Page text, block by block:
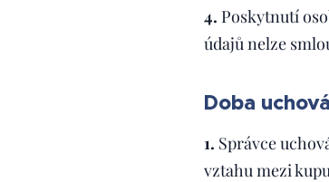
4. Poskytnutí
údajů nelze
Doba
1. Správce
vztahu mezi